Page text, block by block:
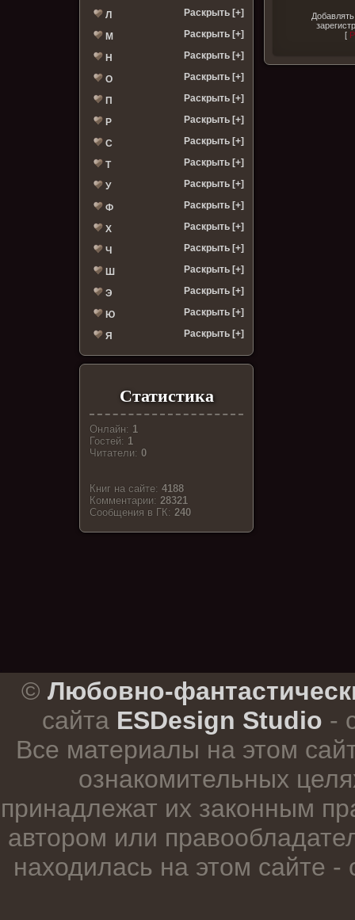
Л Раскрыть [+]
М Раскрыть [+]
Н Раскрыть [+]
О Раскрыть [+]
П Раскрыть [+]
Р Раскрыть [+]
С Раскрыть [+]
Т Раскрыть [+]
У Раскрыть [+]
Ф Раскрыть [+]
Х Раскрыть [+]
Ч Раскрыть [+]
Ш Раскрыть [+]
Э Раскрыть [+]
Ю Раскрыть [+]
Я Раскрыть [+]
Статистика
Онлайн: 1
Гостей: 1
Читатели:0
Книг на сайте:4188
Комментарии:28321
Cообщения в ГК:240
[
© Любовно-
сайта ESDesign Studio -
Все материалы на этом
ознакомительных
принадлежат их законным
автором или
находилась на этом сайте